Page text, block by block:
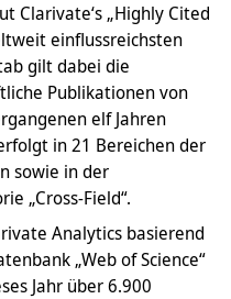
Clarivate‘s „Highly Cited
einflussreichsten
gilt dabei die
Publikationen von
elf Jahren
in 21 Bereichen der
sowie in der
„Cross-Field“.
Analytics basierend
„Web of Science“
Jahr über 6.900